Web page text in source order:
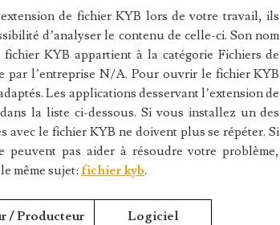
de fichier KYB lors de votre travail, ils
d’analyser le contenu de celle-ci. Son nom
KYB appartient à la catégorie Fichiers de
par l’entreprise N/A. Pour ouvrir le fichier KYB
Les applications desservant l’extension de
la liste ci-dessous. Si vous installez un des
avec le fichier KYB ne doivent plus se répéter. Si
peuvent pas aider à résoudre votre problème,
même sujet: fichier kyb.
/ Producteur Logiciel